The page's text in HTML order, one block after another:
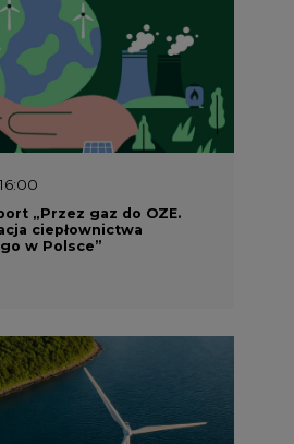
„Przez gaz do OZE.
ciepłownictwa
w Polsce”